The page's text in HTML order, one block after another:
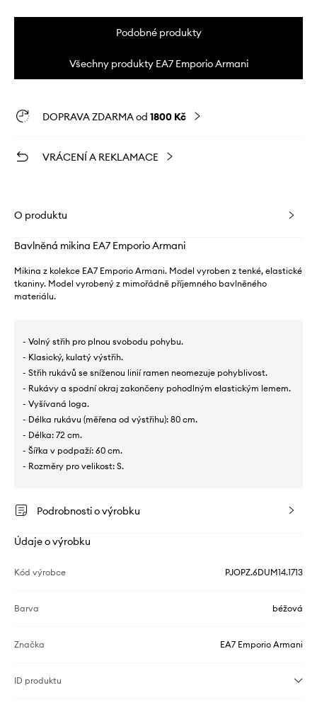
Podobné produkty
Všechny produkty EA7 Emporio Armani
DOPRAVA ZDARMA od 1800 Kč
VRÁCENÍ A REKLAMACE
O produktu
Bavlněná mikina EA7 Emporio Armani
Mikina z kolekce EA7 Emporio Armani. Model vyroben z tenké, elastické
tkaniny. Model vyrobený z mimořádně příjemného bavlněného
materiálu.
- Volný střih pro plnou svobodu pohybu.
- Klasický, kulatý výstřih.
- Střih rukávů se sníženou linií ramen neomezuje pohyblivost.
- Rukávy a spodní okraj zakončeny pohodlným elastickým lemem.
- Vyšívaná loga.
- Délka rukávu (měřena od výstřihu): 80 cm.
- Délka: 72 cm.
- Šířka v podpaží: 60 cm.
- Rozměry pro velikost: S.
Podrobnosti o výrobku
Údaje o výrobku
Kód výrobce PJOPZ.6DUM14.1713
Barva béžová
Značka EA7 Emporio Armani
ID produktu